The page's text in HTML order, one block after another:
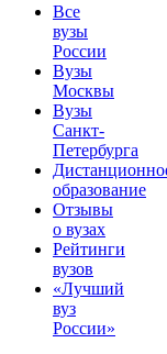
Все
вузы
России
Вузы
Москвы
Вузы
Санкт-
Петербурга
образование
Отзывы
о вузах
Рейтинги
вузов
«Лучший
вуз
России»